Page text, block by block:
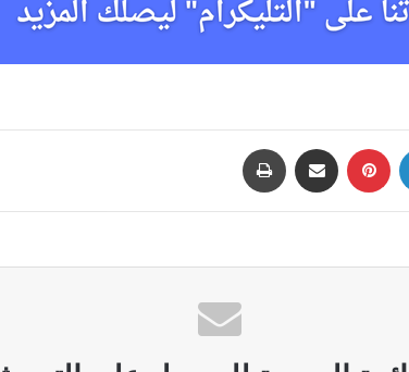
لينكدإن بينتيريست مشاركة عبر البريد